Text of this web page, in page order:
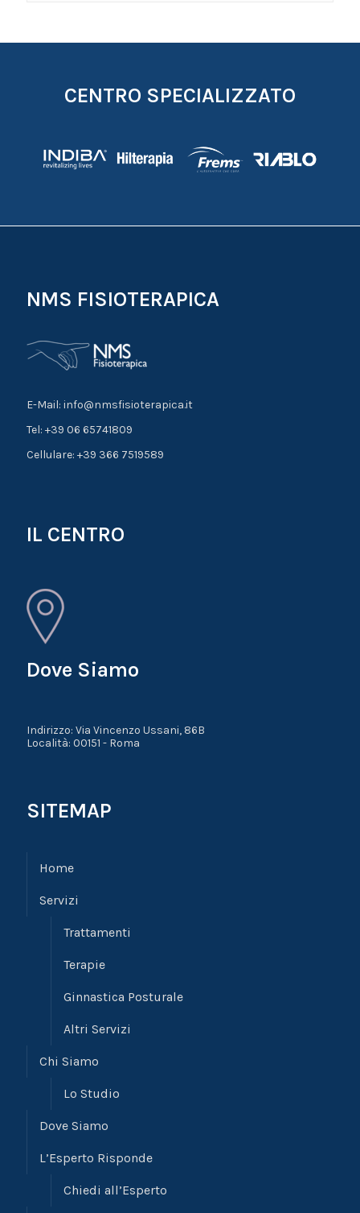
CENTRO SPECIALIZZATO
NMS FISIOTERAPICA
E-Mail: info@nmsfisioterapica.it
Tel: +39 06 65741809
Cellulare: +39 366 7519589
IL CENTRO
Dove Siamo
Indirizzo: Via Vincenzo Ussani, 86B
Località: 00151 - Roma
SITEMAP
Home
Servizi
Trattamenti
Terapie
Ginnastica Posturale
Altri Servizi
Chi Siamo
Lo Studio
Dove Siamo
L’Esperto Risponde
Chiedi all’Esperto